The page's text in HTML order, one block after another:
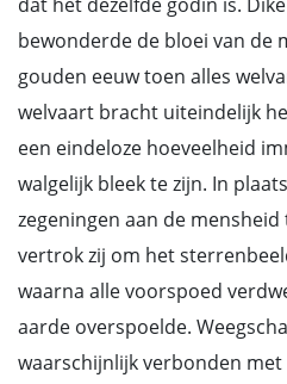
bewonderde de bloei van de
gouden eeuw toen alles
welvaart bracht uiteindelijk
een eindeloze hoeveelheid
walgelijk bleek te zijn. In
zegeningen aan de
vertrok zij om het
waarna alle voorspoed
aarde overspoelde.
waarschijnlijk verbonden